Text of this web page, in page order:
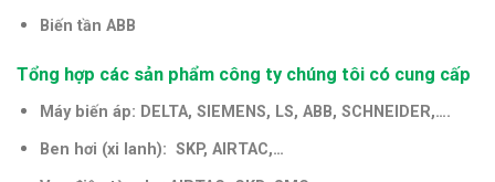
Biến tần ABB
Tổng hợp các sản phẩm công ty chúng tôi có cung cấp
Máy biến áp: DELTA, SIEMENS, LS, ABB, SCHNEIDER,….
Ben hơi (xi lanh): SKP, AIRTAC,…